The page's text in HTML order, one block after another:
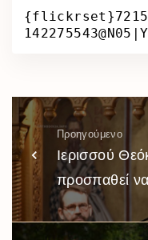
Προηγούμενο
Ιερισσού
προσπαθεί να